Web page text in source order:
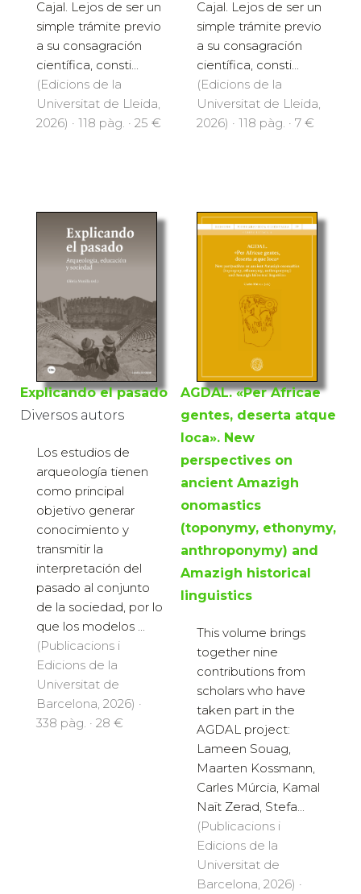
Cajal. Lejos de ser un
simple trámite previo
a su consagración
científica, consti...
(Edicions de la
Universitat de Lleida,
2026) · 118 pàg. · 25 €
Cajal. Lejos de ser un
simple trámite previo
a su consagración
científica, consti...
(Edicions de la
Universitat de Lleida,
2026) · 118 pàg. · 7 €
Explicando el pasado
Diversos autors
Los estudios de
arqueología tienen
como principal
objetivo generar
conocimiento y
transmitir la
interpretación del
pasado al conjunto
de la sociedad, por lo
que los modelos ...
(Publicacions i
Edicions de la
Universitat de
Barcelona, 2026) ·
338 pàg. · 28 €
AGDAL. «Per Africae
gentes, deserta atque
loca». New
perspectives on
ancient Amazigh
onomastics
(toponymy, ethonymy,
anthroponymy) and
Amazigh historical
linguistics
This volume brings
together nine
contributions from
scholars who have
taken part in the
AGDAL project:
Lameen Souag,
Maarten Kossmann,
Carles Múrcia, Kamal
Naït Zerad, Stefa...
(Publicacions i
Edicions de la
Universitat de
Barcelona, 2026) ·